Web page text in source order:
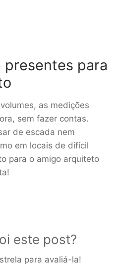
presentes para
as medições
sem fazer contas.
de escada nem
em locais de difícil
para o amigo arquiteto
este post?
para avaliá-la!